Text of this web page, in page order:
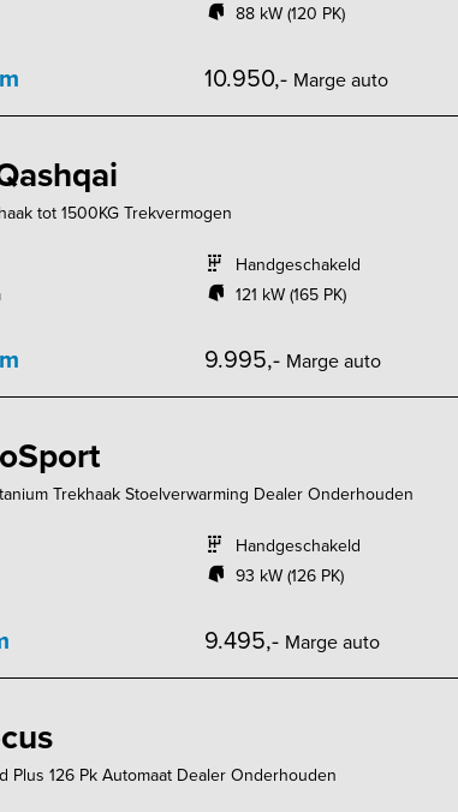
88 kW (120 PK)
10.950,- Marge auto
tot 1500KG Trekvermogen
Handgeschakeld
121 kW (165 PK)
9.995,- Marge auto
Trekhaak Stoelverwarming Dealer Onderhouden
Handgeschakeld
93 kW (126 PK)
9.495,- Marge auto
Plus 126 Pk Automaat Dealer Onderhouden